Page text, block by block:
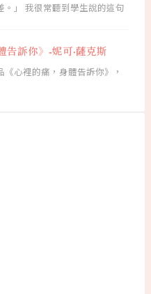
。」 我很常聽到學生說的這句
告訴你》-妮可·薩克斯
心裡的痛，身體告訴你》，